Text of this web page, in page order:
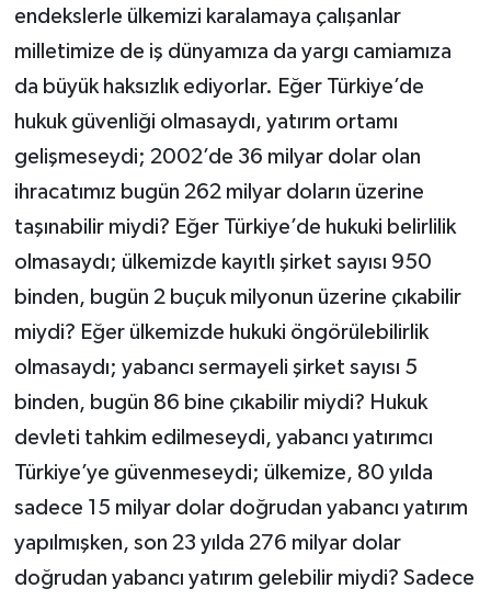
endekslerle ülkemizi karalamaya çalışanlar
milletimize de iş dünyamıza da yargı camiamıza
da büyük haksızlık ediyorlar. Eğer Türkiye’de
hukuk güvenliği olmasaydı, yatırım ortamı
gelişmeseydi; 2002’de 36 milyar dolar olan
ihracatımız bugün 262 milyar doların üzerine
taşınabilir miydi? Eğer Türkiye’de hukuki belirlilik
olmasaydı; ülkemizde kayıtlı şirket sayısı 950
binden, bugün 2 buçuk milyonun üzerine çıkabilir
miydi? Eğer ülkemizde hukuki öngörülebilirlik
olmasaydı; yabancı sermayeli şirket sayısı 5
binden, bugün 86 bine çıkabilir miydi? Hukuk
devleti tahkim edilmeseydi, yabancı yatırımcı
Türkiye’ye güvenmeseydi; ülkemize, 80 yılda
sadece 15 milyar dolar doğrudan yabancı yatırım
yapılmışken, son 23 yılda 276 milyar dolar
doğrudan yabancı yatırım gelebilir miydi? Sadece